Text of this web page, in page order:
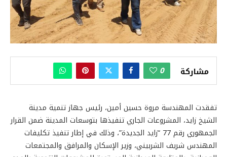
مشاركة 0
تفقدت المهندسة مروة حسين أمين، رئيس جهاز تنمية مدينة
الشيخ زايد، المشروعات الجاري تنفيذها بتوسعات المدينة ضمن القرار
الجمهوري رقم 77 “زايد الجديدة”، وذلك في إطار تنفيذ تكليفات
المهندس شريف الشربيني، وزير الإسكان والمرافق والمجتمعات